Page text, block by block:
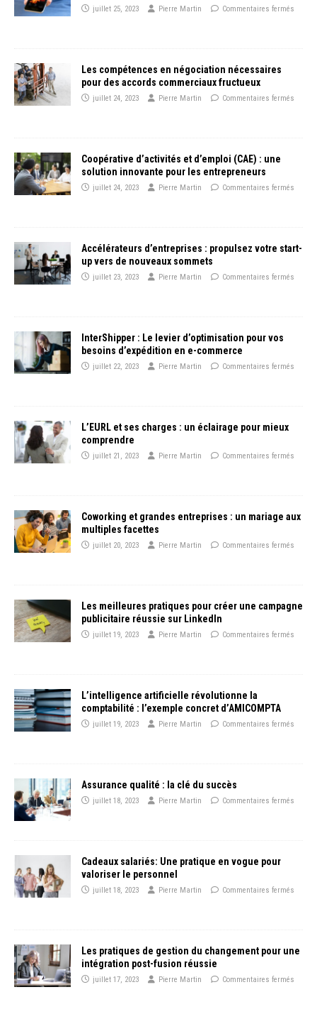
juillet 25, 2023 Pierre Martin Commentaires fermés
Les compétences en négociation nécessaires
pour des accords commerciaux fructueux
juillet 24, 2023 Pierre Martin Commentaires fermés
Coopérative d’activités et d’emploi (CAE) : une
solution innovante pour les entrepreneurs
juillet 24, 2023 Pierre Martin Commentaires fermés
Accélérateurs d’entreprises : propulsez votre start-
up vers de nouveaux sommets
juillet 23, 2023 Pierre Martin Commentaires fermés
InterShipper : Le levier d’optimisation pour vos
besoins d’expédition en e-commerce
juillet 22, 2023 Pierre Martin Commentaires fermés
L’EURL et ses charges : un éclairage pour mieux
comprendre
juillet 21, 2023 Pierre Martin Commentaires fermés
Coworking et grandes entreprises : un mariage aux
multiples facettes
juillet 20, 2023 Pierre Martin Commentaires fermés
Les meilleures pratiques pour créer une campagne
publicitaire réussie sur LinkedIn
juillet 19, 2023 Pierre Martin Commentaires fermés
L’intelligence artificielle révolutionne la
comptabilité : l’exemple concret d’AMICOMPTA
juillet 19, 2023 Pierre Martin Commentaires fermés
Assurance qualité : la clé du succès
juillet 18, 2023 Pierre Martin Commentaires fermés
Cadeaux salariés: Une pratique en vogue pour
valoriser le personnel
juillet 18, 2023 Pierre Martin Commentaires fermés
Les pratiques de gestion du changement pour une
intégration post-fusion réussie
juillet 17, 2023 Pierre Martin Commentaires fermés